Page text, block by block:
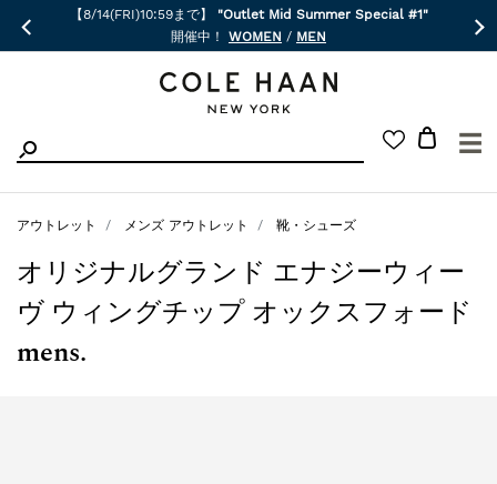
【8/14(FRI)10:59まで】
"Outlet Mid Summer Special #1"
開催中！ WOMEN / MEN
☰
アウトレット メンズ アウトレット 靴・シューズ
オリジナルグランド エナジーウィー
ヴ ウィングチップ オックスフォード
mens.